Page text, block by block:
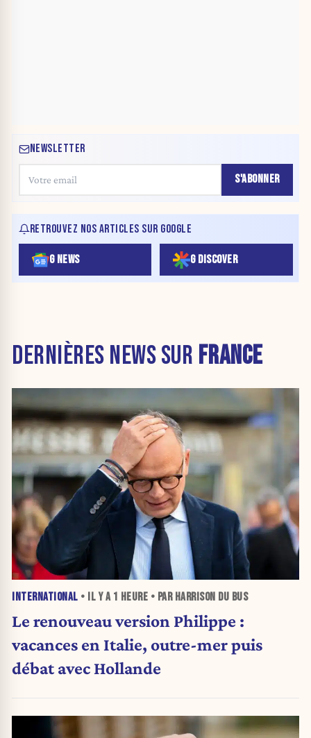
NEWSLETTER
S'ABONNER
RETROUVEZ NOS ARTICLES SUR GOOGLE
G NEWS G DISCOVER
DERNIÈRES NEWS SUR FRANCE
INTERNATIONAL • IL Y A 1 HEURE • PAR HARRISON DU BUS
Le renouveau version Philippe :
vacances en Italie, outre-mer puis
débat avec Hollande